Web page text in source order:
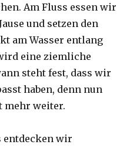
Am Fluss essen wir
und setzen den
am Wasser entlang
eine ziemliche
steht fest, dass wir
haben, denn nun
weiter.
entdecken wir